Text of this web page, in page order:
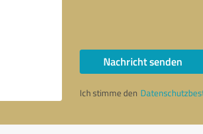
Nachricht senden
Ich stimme den